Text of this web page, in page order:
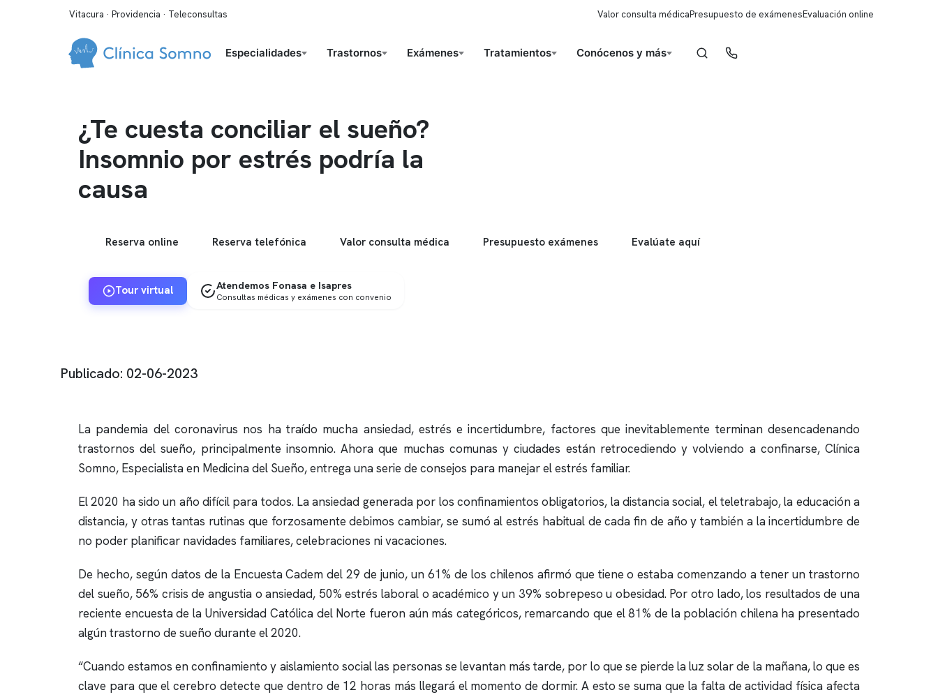
Vitacura · Providencia · Teleconsultas Valor consulta médicaPresupuesto de exámenesEvaluación online
Especialidades Trastornos Exámenes Tratamientos Conócenos y más
¿Te cuesta conciliar el sueño?
Insomnio por estrés podría la
causa
Reserva online Reserva telefónica Valor consulta médica Presupuesto exámenes Evalúate aquí
Tour virtual Atendemos Fonasa e Isapres
Consultas médicas y exámenes con convenio
Publicado: 02-06-2023
La pandemia del coronavirus nos ha traído mucha ansiedad, estrés e incertidumbre, factores que inevitablemente terminan desencadenando
trastornos del sueño, principalmente insomnio. Ahora que muchas comunas y ciudades están retrocediendo y volviendo a confinarse,Clínica
Somno, Especialista en Medicina del Sueño, entrega una serie de consejos para manejar el estrés familiar.
El 2020 ha sido un año difícil para todos. La ansiedad generada por los confinamientos obligatorios, la distancia social, el teletrabajo, la educación a
distancia, y otras tantas rutinas que forzosamente debimos cambiar, se sumó al estrés habitual de cada fin de año y también a la incertidumbre de
no poder planificar navidades familiares, celebraciones ni vacaciones.
De hecho, según datos de la Encuesta Cadem del 29 de junio, un 61% de los chilenos afirmó que tiene o estaba comenzando a tener un trastorno
del sueño, 56% crisis de angustia o ansiedad, 50% estrés laboral o académico y un 39% sobrepeso u obesidad. Por otro lado, los resultados de una
reciente encuesta de la Universidad Católica del Norte fueron aún más categóricos, remarcando que el 81% de la población chilena ha presentado
algún trastorno de sueño durante el 2020.
“Cuando estamos en confinamiento y aislamiento social las personas se levantan más tarde, por lo que se pierde la luz solar de la mañana, lo que es
clave para que el cerebro detecte que dentro de 12 horas más llegará el momento de dormir. A esto se suma que la falta de actividad física afecta